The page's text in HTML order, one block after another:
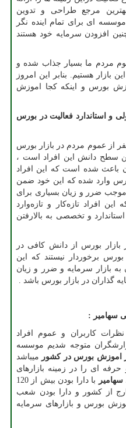
مرجع طراحی و تدوین
ای برای تمام اینده نگر
افزودن سرمایه خود هستند
مردم ما بسیار جذاب شده و
بازار هستیم. بنابر این امروز
بورس و اینکه کجا اموزش
استاندارد فعالیت در بورس
بیش از 45 میلیون نفر از عموم مردم در بازار بورس
سطح دانش این افراد است ،
باعث شده است که این افراد
وارد شده که این خود ضمن
موجب ضرر و زیان بسیاری برای
افراد تازه‌کار و تازه‌وارد
و تخصصی به بالارفتن
بازار بورس از دانش کافی در
برخوردار نیستند که این
بازار سرمایه و ضرر و زیان
گذاران در بازار بورس باشد .
سهامیر :
کاربران و عموم افراد
متوجه شدیم موسسه
اموزش بورس در کشور میباشد
ای را در زمینه بازارهای
سهامیر
با دارا بودن بیش از 120
از کشور و دارا بودن شعب
بورس و بازارهای سرمایه